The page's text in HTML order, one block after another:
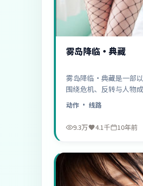
雾岛降临·典藏
雾岛降临·典藏是一部
围绕危机、反转与人物
值得推荐观看。
动作 · 线路
9.3万 4.1千 10年前